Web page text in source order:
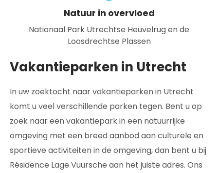
Natuur in overvloed
Nationaal Park Utrechtse Heuvelrug en de
Loosdrechtse Plassen
Vakantieparken in Utrecht​​
In uw zoektocht naar vakantieparken in Utrecht
komt u veel verschillende parken tegen. Bent u op
zoek naar een vakantiepark in een natuurrijke
omgeving met een breed aanbod aan culturele en
sportieve activiteiten in de omgeving, dan bent u bij
Résidence Lage Vuursche aan het juiste adres. Ons